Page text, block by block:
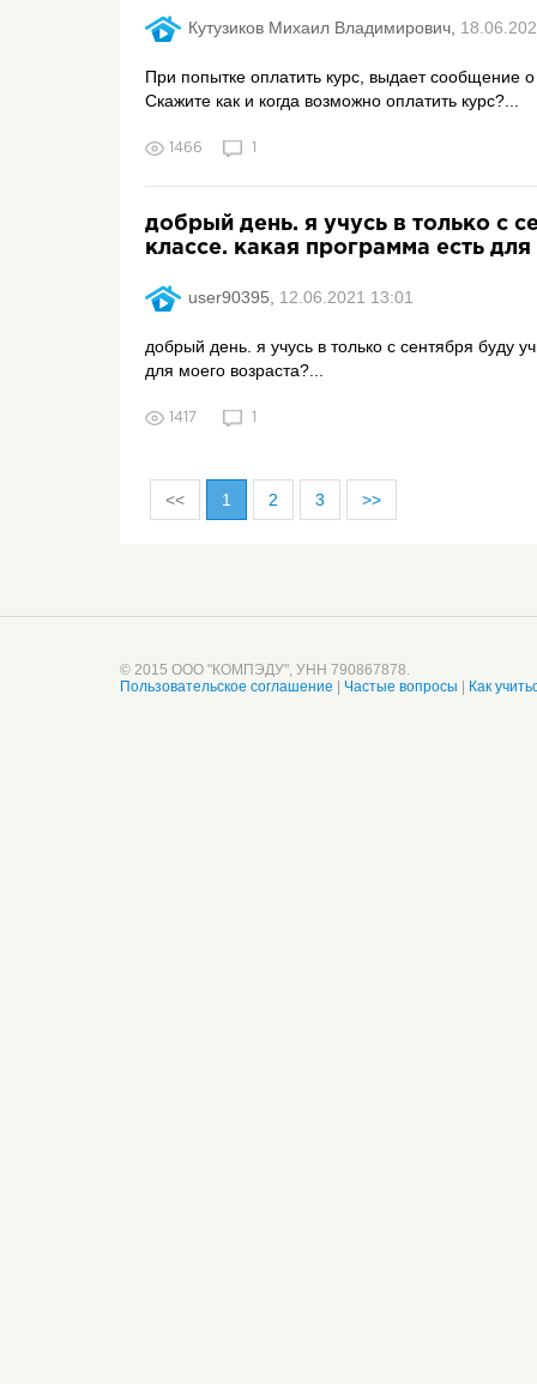
Кутузиков Михаил Владимирович,
При попытке оплатить курс, выдает сообщение
Скажите как и когда возможно оплатить курс?...
1466 1
добрый день. я учусь в только с
классе. какая программа есть
user90395, 12.06.2021 13:01
добрый день. я учусь в только с сентября буду
для моего возраста?...
1417 1
<< 1 2 3 >>
© 2015 ООО "КОМПЭДУ", УНН 790867878.
Пользовательское соглашение
Частые вопросы Как